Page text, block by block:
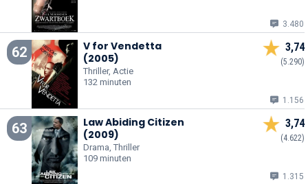
3.480
62
V for Vendetta
(2005)
Thriller, Actie
132 minuten
3,74
(5.290)
1.156
63
Law Abiding Citizen
(2009)
Drama, Thriller
109 minuten
3,74
(4.622)
1.315